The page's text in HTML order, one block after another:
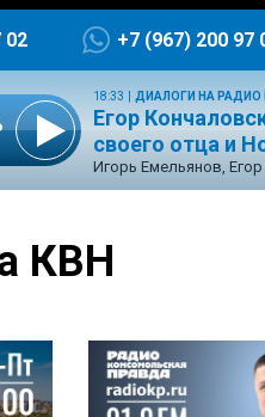
02 +7 (967) 200 97
18:33 ДИАЛОГИ НА РАДИО
Егор
своего отца и
Игорь Емельянов,
КВН